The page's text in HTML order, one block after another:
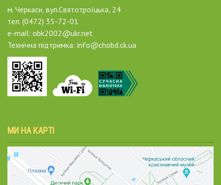
м. Черкаси, вул.Святотроїцька, 24
тел. (0472) 35-72-01
e-mail: obk2002@ukr.net
Технічна підтримка: info@chobd.ck.ua
МИ НА КАРТІ